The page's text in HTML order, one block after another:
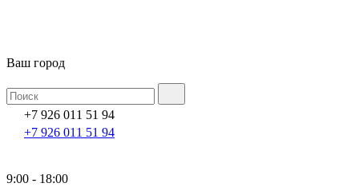
Ваш город
+7 926 011 51 94
+7 926 011 51 94
9:00 - 18:00